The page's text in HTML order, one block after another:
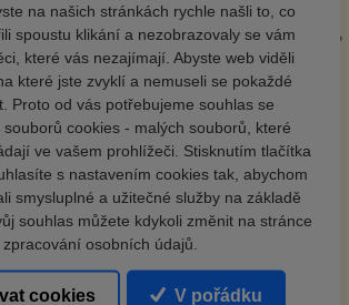
na našich stránkách rychle našli to, co
spoustu klikání a nezobrazovaly se vám
které vás nezajímají. Abyste web viděli
které jste zvyklí a nemuseli se pokaždé
Proto od vás potřebujeme souhlas se
cookies - malých souborů, které
ve vašem prohlížeči. Stisknutím tlačítka
s nastavením cookies tak, abychom
smysluplné a užitečné služby na základě
souhlas můžete kdykoli změnit na stránce
zpracování osobních údajů.
cookies V pořádku